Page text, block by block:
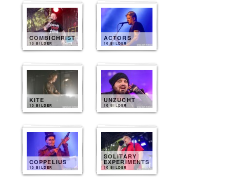
COMBICHRIST
13 BILDER
ACTORS
10 BILDER
KITE
10 BILDER
UNZUCHT
10 BILDER
COPPELIUS
10 BILDER
SOLITARY
EXPERIMENTS
10 BILDER